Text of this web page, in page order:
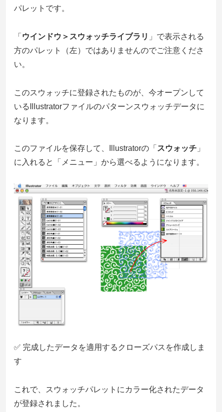
パレットです。
「 ウインドウ＞スウォッチライブラリ 」で表示される
方のパレット（左）ではありませんのでご注意くださ
い。
このスウォッチに登録されたものが、今オープンして
いるIllustratorファイルのパターンスウォッチデータに
なります。
このファイルを保存して、Illustratorの「 スウォッチ 」
に入れると「メニュー」から選べるようになります。
✅ 完成したデータを適用するクローズパスを作成しま
す
これで、スウォッチパレットにカラー化されたデータ
が登録されました。